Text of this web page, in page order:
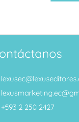
+593 2 250 2427